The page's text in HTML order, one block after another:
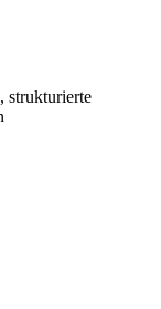
strukturierte